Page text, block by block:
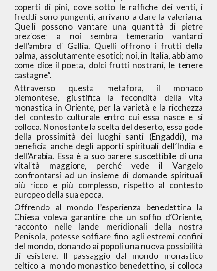
coperti di pini, dove sotto le raffiche dei venti, i
freddi sono pungenti, arrivano a dare la valeriana.
Quelli possono vantare una quantità di pietre
preziose; a noi sembra temerario vantarci
dell’ambra di Gallia. Quelli offrono i frutti della
palma, assolutamente esotici; noi, in Italia, abbiamo
come dice il poeta, dolci frutti nostrani, le tenere
castagne”.
Attraverso questa metafora, il monaco
piemontese, giustifica la fecondità della vita
monastica in Oriente, per la varietà e la ricchezza
del contesto culturale entro cui essa nasce e si
colloca. Nonostante la scelta del deserto, essa gode
della prossimità dei luoghi santi (Engaddi), ma
beneficia anche degli apporti spirituali dell’India e
dell’Arabia. Essa è a suo parere suscettibile di una
vitalità maggiore, perché vede il Vangelo
confrontarsi ad un insieme di domande spirituali
più ricco e più complesso, rispetto al contesto
europeo della sua epoca.
Offrendo al mondo l’esperienza benedettina la
Chiesa voleva garantire che un soffio d’Oriente,
racconto nelle lande meridionali della nostra
Penisola, potesse soffiare fino agli estremi confini
del mondo, donando ai popoli una nuova possibilità
di esistere. Il passaggio dal mondo monastico
celtico al mondo monastico benedettino, si colloca